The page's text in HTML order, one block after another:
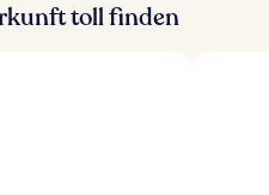
toll finden